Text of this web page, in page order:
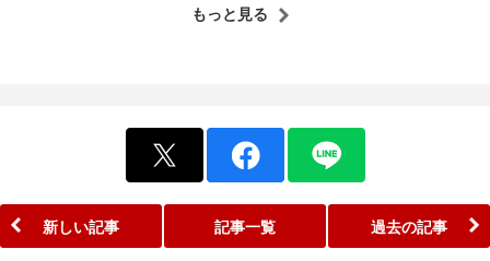
もっと見る
新しい記事 記事一覧 過去の記事